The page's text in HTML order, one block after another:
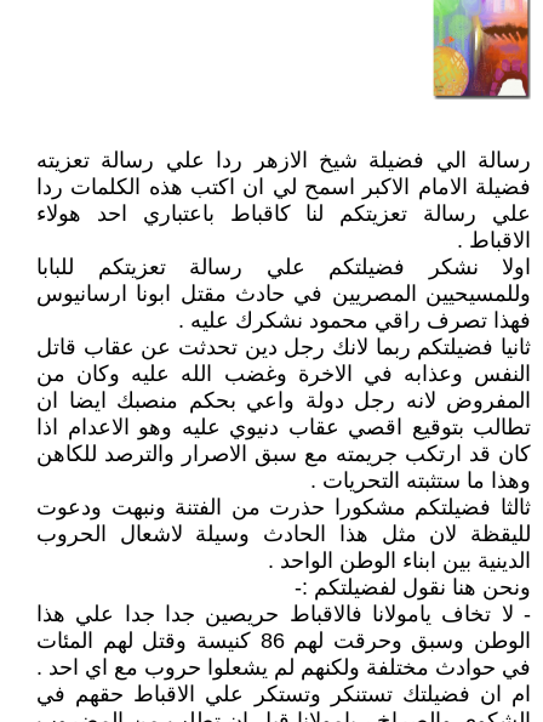
رسالة الي فضيلة شيخ الازهر ردا علي رسالة تعزيته
فضيلة الامام الاكبر اسمح لي ان اكتب هذه الكلمات ردا
علي رسالة تعزيتكم لنا كاقباط باعتباري احد هولاء
الاقباط .
اولا نشكر فضيلتكم علي رسالة تعزيتكم للبابا
وللمسيحيين المصريين في حادث مقتل ابونا ارسانيوس
فهذا تصرف راقي محمود نشكرك عليه .
ثانيا فضيلتكم ربما لانك رجل دين تحدثت عن عقاب قاتل
النفس وعذابه في الاخرة وغضب الله عليه وكان من
المفروض لانه رجل دولة واعي بحكم منصبك ايضا ان
تطالب بتوقيع اقصي عقاب دنيوي عليه وهو الاعدام اذا
كان قد ارتكب جريمته مع سبق الاصرار والترصد للكاهن
وهذا ما ستثبته التحريات .
ثالثا فضيلتكم مشكورا حذرت من الفتنة ونبهت ودعوت
لليقظة لان مثل هذا الحادث وسيلة لاشعال الحروب
الدينية بين ابناء الوطن الواحد .
ونحن هنا نقول لفضيلتكم :-
- لا تخاف يامولانا فالاقباط حريصين جدا جدا علي هذا
الوطن وسبق وحرقت لهم 86 كنيسة وقتل لهم المئات
في حوادث مختلفة ولكنهم لم يشعلوا حروب مع اي احد .
ام ان فضيلتك تستنكر وتستكر علي الاقباط حقهم في